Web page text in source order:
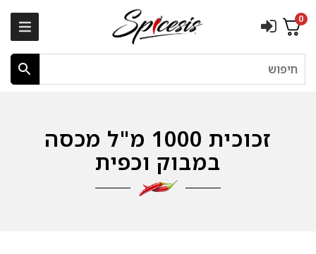
0
חיפוש
זכוכית 1000 מ"ל מכסה
במבוק וכפית